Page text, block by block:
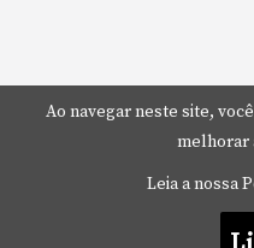
Ao navegar neste site,
melhorar
Leia a nossa